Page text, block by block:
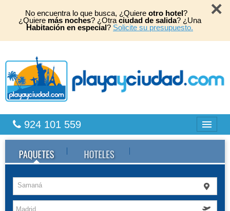
×
No encuentra lo que busca, ¿Quiere otro hotel?
¿Quiere más noches? ¿Otra ciudad de salida? ¿Una
Habitación en especial? Solicite su presupuesto.
924 101 559
Bahia Principe
Caribe
Playas África
Samaná